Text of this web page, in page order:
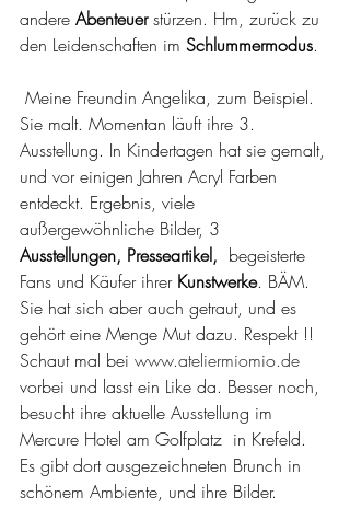
andere Abenteuer stürzen. Hm, zurück zu
den Leidenschaften im Schlummermodus.
Sie malt. Momentan läuft ihre 3.
Ausstellung. In Kindertagen hat sie gemalt,
und vor einigen Jahren Acryl Farben
entdeckt. Ergebnis, viele
außergewöhnliche Bilder, 3
Ausstellungen, Presseartikel,
  begeisterte
Fans und Käufer ihrer Kunstwerke. BÄM.
Sie hat sich aber auch getraut, und es
gehört eine Menge Mut dazu. Respekt !!
Schaut mal bei www.ateliermiomio.de
vorbei und lasst ein Like da. Besser noch,
besucht ihre aktuelle Ausstellung im
Mercure Hotel am Golfplatz  in Krefeld.
Es gibt dort ausgezeichneten Brunch in
schönem Ambiente, und ihre Bilder.